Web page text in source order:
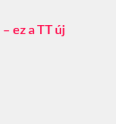
ez a TT új